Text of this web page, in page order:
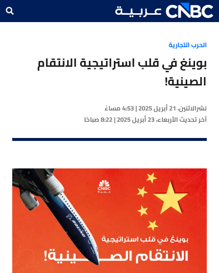
الحرب التجارية
بوينغ في قلب استراتيجية الانتقام
الصينية!
نشرالاثنين، 21 أبريل 2025 | 4:53 مساءً
آخر تحديثالأربعاء، 23 أبريل 2025 | 8:22 صباحًا